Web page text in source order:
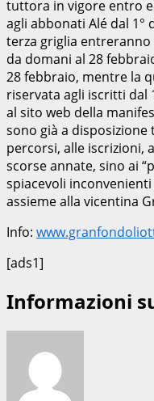
tuttora in vigore entro
agli abbonati Alé dal 1°
terza griglia
da domani al 28
28 febbraio, mentre la
riservata agli iscritti dal
al sito web della
sono già a
percorsi, alle iscrizioni,
scorse annate, sino ai
spiacevoli
assieme alla vicentina
Info:
[ads1]
Informazioni